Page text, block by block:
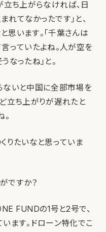
立ち上がらなければ、日
てなかったです」と、
思います。「千葉さんは
っていたよね。人が空を
なったね」と。
ないと中国に全部市場を
立ち上がりが遅れたと
。
りたいなと思っていま
ですか？
FUNDの1号と2号で、
ます。ドローン特化でこ